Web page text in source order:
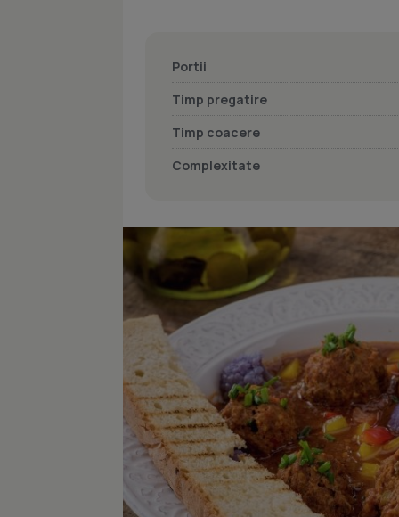
Portii
Timp pregatire
Timp coacere
Complexitate